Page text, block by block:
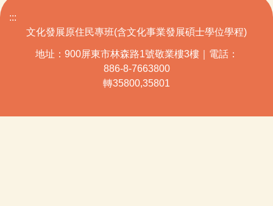
:::
文化發展原住民專班(含文化事業發展碩士學位學程)
地址：900屏東市林森路1號敬業樓3樓｜電話：
886-8-7663800
轉35800,35801